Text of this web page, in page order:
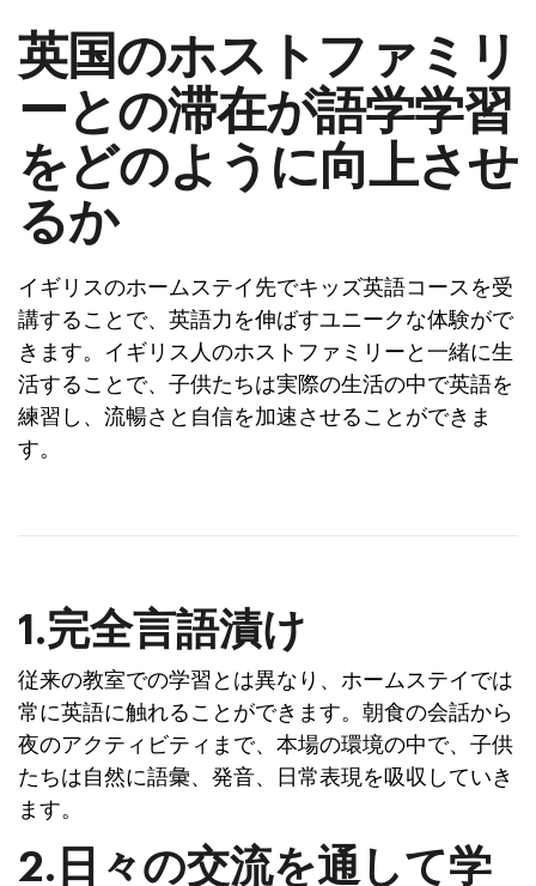
英国のホストファミリ
ーとの滞在が語学学習
をどのように向上させ
るか
イギリスのホームステイ先でキッズ英語コースを受
講することで、英語力を伸ばすユニークな体験がで
きます。イギリス人のホストファミリーと一緒に生
活することで、子供たちは実際の生活の中で英語を
練習し、流暢さと自信を加速させることができま
す。
1.完全言語漬け
従来の教室での学習とは異なり、ホームステイでは
常に英語に触れることができます。朝食の会話から
夜のアクティビティまで、本場の環境の中で、子供
たちは自然に語彙、発音、日常表現を吸収していき
ます。
2.日々の交流を通して学